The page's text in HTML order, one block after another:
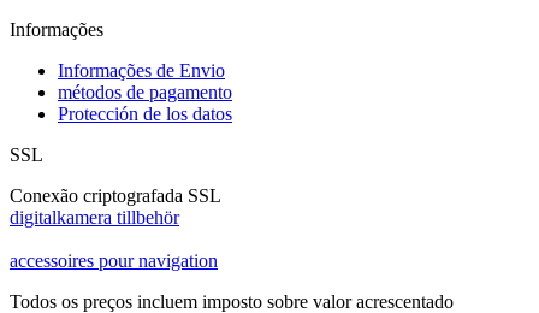
Informações
Informações de Envio
métodos de pagamento
Protección de los datos
SSL
Conexão criptografada SSL
digitalkamera tillbehör
accessoires pour navigation
Todos os preços incluem imposto sobre valor acrescentado